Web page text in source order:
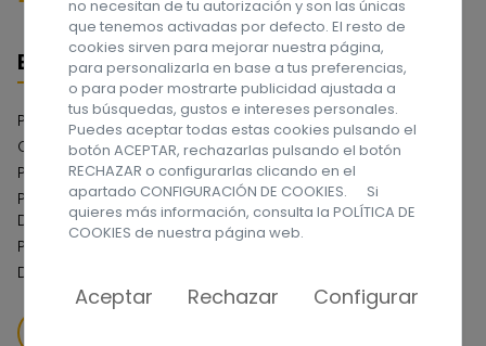
Enlaces
Política de privacidad
Compromiso con la Protección de Datos
Política de cookies
Política del Sistema Interno de Información Canal de
Denuncias
Política de Serguidad de la Información
Declaración de Accesibilidad Web
no necesitan de tu autorización y son las únicas
que tenemos activadas por defecto. El resto de
cookies sirven para mejorar nuestra página,
para personalizarla en base a tus preferencias,
o para poder mostrarte publicidad ajustada a
tus búsquedas, gustos e intereses personales.
Puedes aceptar todas estas cookies pulsando el
botón ACEPTAR, rechazarlas pulsando el botón
RECHAZAR o configurarlas clicando en el
apartado CONFIGURACIÓN DE COOKIES. Si
quieres más información, consulta laPOLÍTICA DE
COOKIES de nuestra página web.
Aceptar Rechazar Configurar